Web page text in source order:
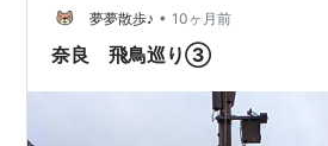
が決まったようです…
夢夢散歩♪ • 10ヶ月前
奈良 飛鳥巡り③